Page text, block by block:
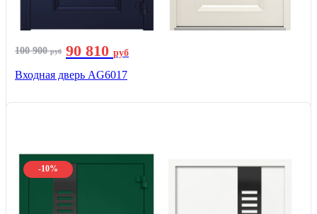
100 900руб 90 810 руб
Входная дверь AG6017
-10%